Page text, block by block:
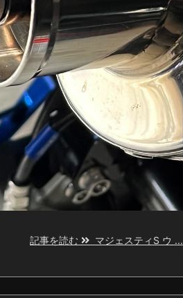
記事を読む マジェスティS ウ ...